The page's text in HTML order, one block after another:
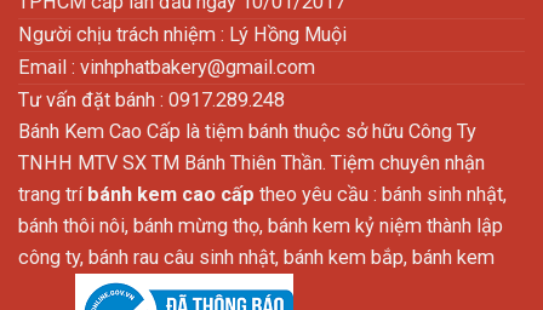
Người chịu trách nhiệm : Lý Hồng Muội
Email : vinhphatbakery@gmail.com
Tư vấn đặt bánh : 0917.289.248
Bánh Kem Cao Cấp là tiệm bánh thuộc sở hữu Công Ty
TNHH MTV SX TM Bánh Thiên Thần. Tiệm chuyên nhận
trang trí bánh kem cao cấp theo yêu cầu : bánh sinh nhật,
bánh thôi nôi, bánh mừng thọ, bánh kem kỷ niệm thành lập
công ty, bánh rau câu sinh nhật, bánh kem bắp, bánh kem